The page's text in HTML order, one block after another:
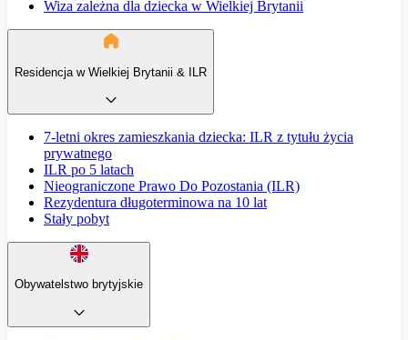
Wiza zależna dla dziecka w Wielkiej Brytanii
Residencja w Wielkiej Brytanii & ILR
7-letni okres zamieszkania dziecka: ILR z tytułu życia
prywatnego
ILR po 5 latach
Nieograniczone Prawo Do Pozostania (ILR)
Rezydentura długoterminowa na 10 lat
Stały pobyt
Obywatelstwo brytyjskie